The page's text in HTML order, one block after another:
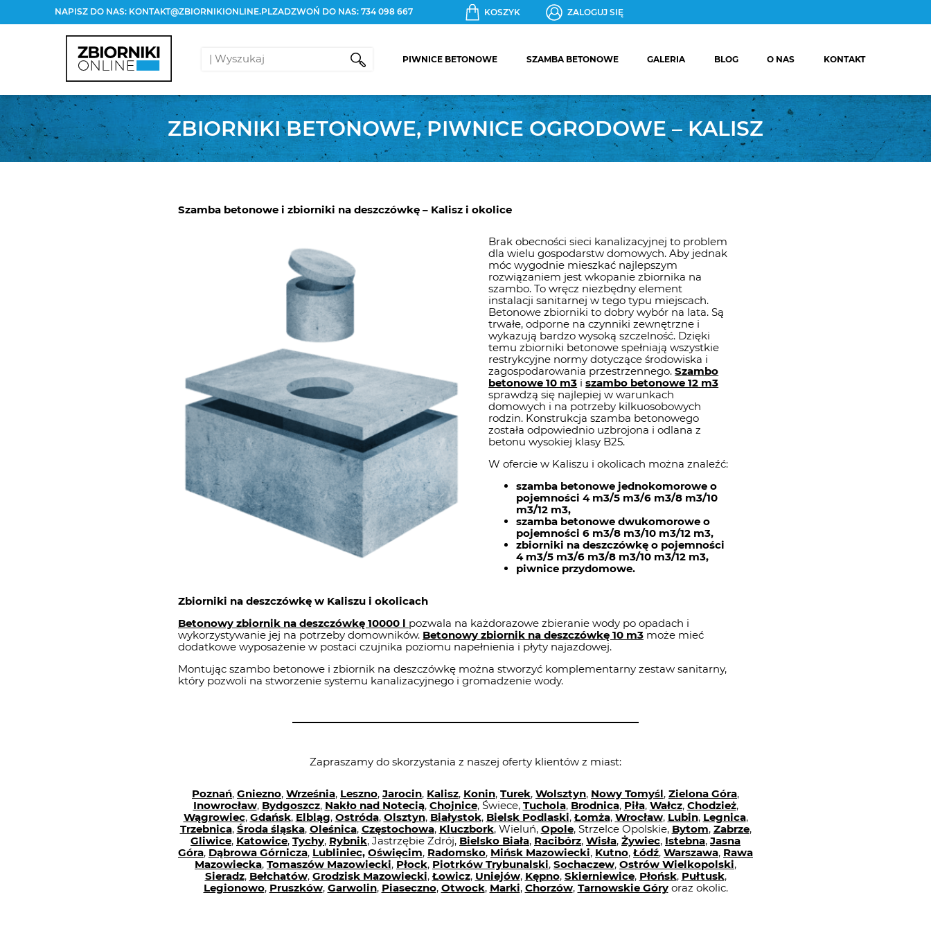
NAPISZ DO NAS: KONTAKT@ZBIORNIKIONLINE.PLZADZWOŃ DO NAS:734 098 667 KOSZYK ZALOGUJ SIĘ
PIWNICE BETONOWE SZAMBA BETONOWE
JEDNOKOMOROWE
SZAMBO
DWUKOMOROWE
ZBIORNIK NA
DESZCZÓWKĘ
GALERIA BLOG O NAS KONTAKT
ZBIORNIKI BETONOWE, PIWNICE OGRODOWE – KALISZ
Szamba betonowe i zbiorniki na deszczówkę – Kalisz i okolice
Brak obecności sieci kanalizacyjnej to problem
dla wielu gospodarstw domowych. Aby jednak
móc wygodnie mieszkać najlepszym
rozwiązaniem jest wkopanie zbiornika na
szambo. To wręcz niezbędny element
instalacji sanitarnej w tego typu miejscach.
Betonowe zbiorniki to dobry wybór na lata. Są
trwałe, odporne na czynniki zewnętrzne i
wykazują bardzo wysoką szczelność. Dzięki
temu zbiorniki betonowe spełniają wszystkie
restrykcyjne normy dotyczące środowiska i
zagospodarowania przestrzennego.Szambo
betonowe 10 m3 iszambo betonowe 12 m3
sprawdzą się najlepiej w warunkach
domowych i na potrzeby kilkuosobowych
rodzin. Konstrukcja szamba betonowego
została odpowiednio uzbrojona i odlana z
betonu wysokiej klasy B25.
W ofercie w Kaliszu i okolicach można znaleźć:
szamba betonowe jednokomorowe o
pojemności 4 m3/5 m3/6 m3/8 m3/10
m3/12 m3,
szamba betonowe dwukomorowe o
pojemności 6 m3/8 m3/10 m3/12 m3,
zbiorniki na deszczówkę o pojemności
4 m3/5 m3/6 m3/8 m3/10 m3/12 m3,
piwnice przydomowe.
Zbiorniki na deszczówkę w Kaliszu i okolicach
Betonowy zbiornik na deszczówkę 10000 l pozwala na każdorazowe zbieranie wody po opadach i
wykorzystywanie jej na potrzeby domowników. Betonowy zbiornik na deszczówkę 10 m3 może mieć
dodatkowe wyposażenie w postaci czujnika poziomu napełnienia i płyty najazdowej.
Montując szambo betonowe i zbiornik na deszczówkę można stworzyć komplementarny zestaw sanitarny,
który pozwoli na stworzenie systemu kanalizacyjnego i gromadzenie wody.
Zapraszamy do skorzystania z naszej oferty klientów z miast:
Poznań, Gniezno, Września, Leszno, Jarocin, Kalisz, Konin, Turek, Wolsztyn, Nowy Tomyśl, Zielona Góra,
Inowrocław, Bydgoszcz, Nakło nad Notecią, Chojnice, Świece, Tuchola, Brodnica, Piła, Wałcz, Chodzież,
Wągrowiec, Gdańsk, Elbląg, Ostróda, Olsztyn, Białystok, Bielsk Podlaski, Łomża, Wrocław, Lubin, Legnica,
Trzebnica, Środa śląska, Oleśnica, Częstochowa, Kluczbork, Wieluń, Opole, Strzelce Opolskie, Bytom, Zabrze,
Gliwice, Katowice, Tychy, Rybnik, Jastrzębie Zdrój, Bielsko Biała, Racibórz, Wisła, Żywiec, Istebna, Jasna
Góra, Dąbrowa Górnicza, Lubliniec, Oświęcim, Radomsko, Mińsk Mazowiecki, Kutno, Łódź, Warszawa, Rawa
Mazowiecka, Tomaszów Mazowiecki, Płock, Piotrków Trybunalski, Sochaczew, Ostrów Wielkopolski,
Sieradz, Bełchatów, Grodzisk Mazowiecki, Łowicz, Uniejów, Kępno, Skierniewice, Płońsk, Pułtusk,
Legionowo, Pruszków, Garwolin, Piaseczno, Otwock, Marki, Chorzów, Tarnowskie Góryoraz okolic.